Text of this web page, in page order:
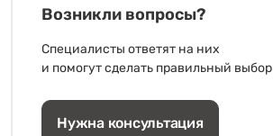
Возникли вопросы?
Специалисты ответят на них
и помогут сделать правильный выбор
Нужна консультация